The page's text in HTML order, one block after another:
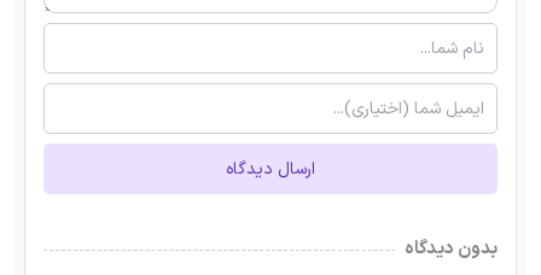
ارسال دیدگاه
بدون دیدگاه